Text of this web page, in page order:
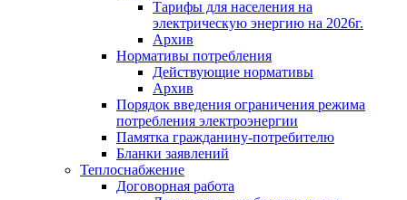
Тарифы для населения на
электрическую энергию на 2026г.
Архив
Нормативы потребления
Действующие нормативы
Архив
Порядок введения ограничения режима
потребления электроэнергии
Памятка гражданину-потребителю
Бланки заявлений
Теплоснабжение
Договорная работа